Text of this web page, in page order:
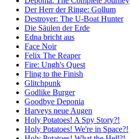
Der Herr der Ringe: Gollum
Destroyer: The U-Boat Hunter
Die Säulen der Erde
Edna bricht aus
Face Noir
Felix The Reaper
Fire: Ungh's Quest
Fling to the Finish
Glitchpunk
Godlike Burger
Goodbye Deponia
Harveys neue Augen
Holy Potatoes! A Spy Story?!
Holy Potatoes! We're in Space?!